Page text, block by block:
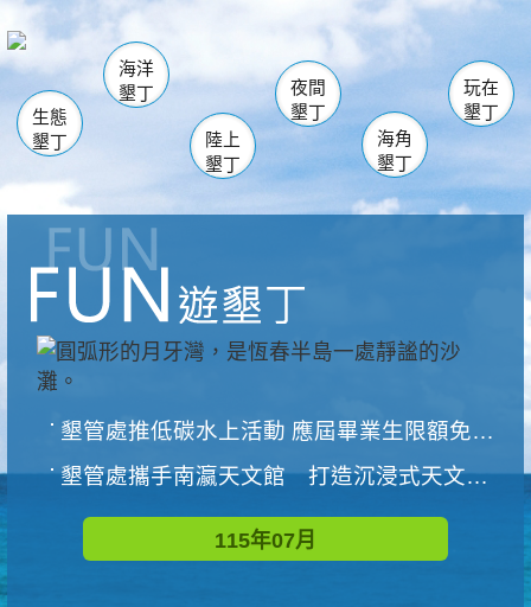
南仁湖
海生館
恆春 佳樂水
龍鑾潭自然中心 森林遊樂區
瓊麻館
關山 墾管處遊客中心
社頂公園 風吹沙
船帆石
白砂 龍磐公園
香蕉灣
砂島
鵝鑾鼻
生態
墾丁
海洋
墾丁
陸上
墾丁
夜間
墾丁
海角
墾丁
玩在
墾丁
墾管處推低碳水上活動 應屆畢業生限額免費參加
墾管處攜手南瀛天文館 打造沉浸式天文探索營隊
115年07月